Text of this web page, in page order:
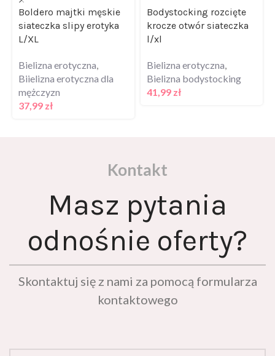
Boldero majtki męskie
siateczka slipy erotyka
L/XL
Bielizna erotyczna
Biielizna erotyczna dla
mężczyzn
37,99 zł
Bodystocking rozcięte
krocze otwór siateczka
l/xl
Bielizna erotyczna
Bielizna bodystocking
41,99 zł
Kontakt
Masz pytania
odnośnie oferty?
Skontaktuj się z nami za pomocą formularza
kontaktowego